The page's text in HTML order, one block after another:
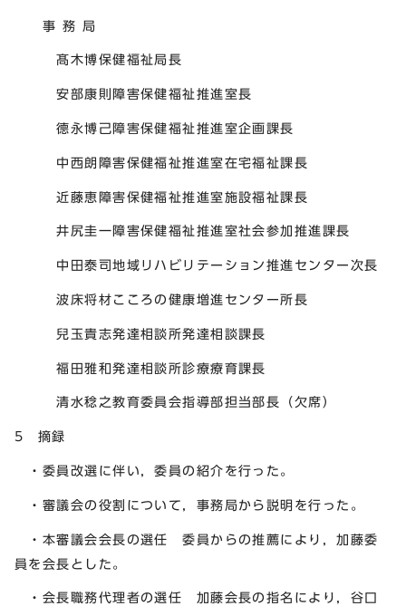
事 務 局
髙木博保健福祉局長
安部康則障害保健福祉推進室長
德永博己障害保健福祉推進室企画課長
中西朗障害保健福祉推進室在宅福祉課長
近藤恵障害保健福祉推進室施設福祉課長
井尻圭一障害保健福祉推進室社会参加推進課長
中田泰司地域リハビリテーション推進センター次長
波床将材こころの健康増進センター所長
兒玉貴志発達相談所発達相談課長
福田雅和発達相談所診療療育課長
清水稔之教育委員会指導部担当部長（欠席）
5 摘録
・委員改選に伴い，委員の紹介を行った。
・審議会の役割について，事務局から説明を行った。
・本審議会会長の選任 委員からの推薦により，加藤委
員を会長とした。
・会長職務代理者の選任 加藤会長の指名により，谷口